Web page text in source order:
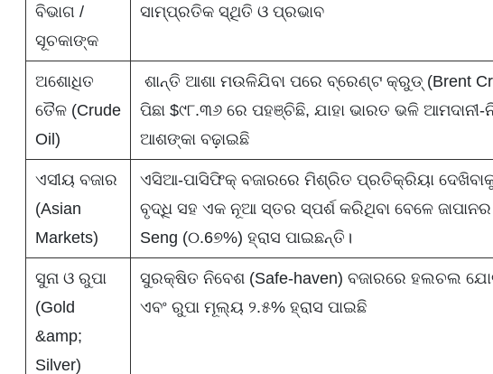
ବିଭାଗ /
ସୂଚକାଙ୍କ
ସାମ୍ପ୍ରତିକ ସ୍ଥିତି ଓ ପ୍ରଭାବ
ଅଶୋଧିତ
ତୈଳ (Crude
Oil)
ଶାନ୍ତି ଆଶା ମଉଳିଯିବା ପରେ ବ୍ରେଣ୍ଟ କ୍ରୁଡ୍ (Brent
ପିଛା $୯୮.୩୬ ରେ ପହଞ୍ଚିଛି, ଯାହା ଭାରତ ଭଳି
ଆଶଙ୍କା ବଢ଼ାଇଛି
ଏସୀୟ ବଜାର
(Asian
Markets)
ଏସିଆ-ପାସିଫିକ୍ ବଜାରରେ ମିଶ୍ରିତ ପ୍ରତିକ୍ରିୟା
ବୃଦ୍ଧି ସହ ଏକ ନୂଆ ସ୍ତର ସ୍ପର୍ଶ କରିଥିବା ବେଳେ ଜାପାନର
Seng (୦.6୭%) ହ୍ରାସ ପାଇଛନ୍ତି।
ସୁନା ଓ ରୁପା
(Gold
&amp;
Silver)
ସୁରକ୍ଷିତ ନିବେଶ (Safe-haven) ବଜାରରେ ହଲଚଲ
ଏବଂ ରୁପା ମୂଲ୍ୟ ୨.୫% ହ୍ରାସ ପାଇଛି